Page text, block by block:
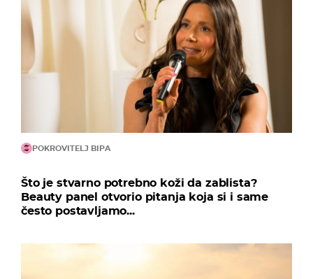
POKROVITELJ BIPA
Što je stvarno potrebno koži da zablista?
Beauty panel otvorio pitanja koja si i same
često postavljamo...